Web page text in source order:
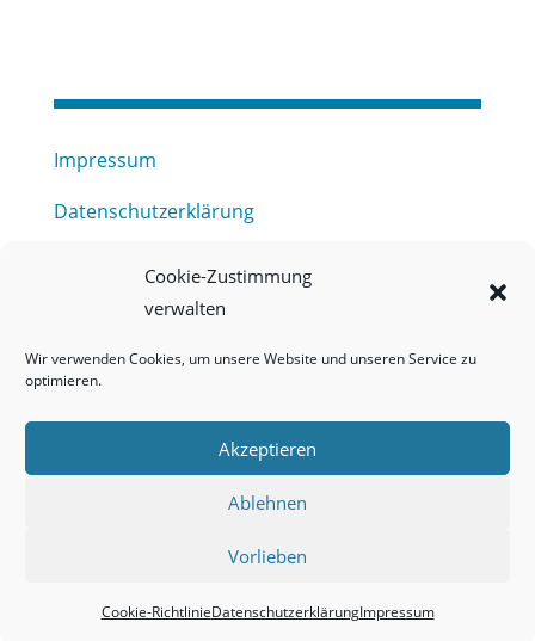
Cookie-Zustimmung
verwalten
Wir verwenden Cookies, um unsere Website und unseren Service zu
optimieren.
Akzeptieren
Ablehnen
Vorlieben
Cookie-RichtlinieDatenschutzerklärungImpressum
Impressum
Datenschutzerklärung
Haftungsausschluss
Barrierefreiheitserklärung
Meldestelle (HinSchG) des Erftverbandes
Onlineportal Grundwassernutzung